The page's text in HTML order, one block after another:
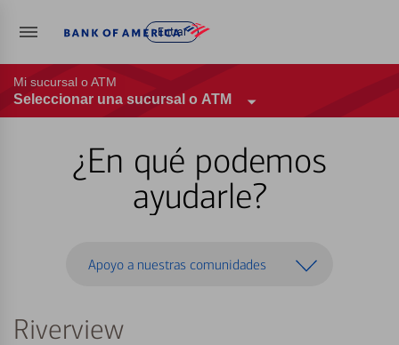
Entrar
Mi sucursal o ATM
Seleccionar una sucursal o ATM
¿En qué podemos
ayudarle?
Apoyo a nuestras comunidades
Riverview